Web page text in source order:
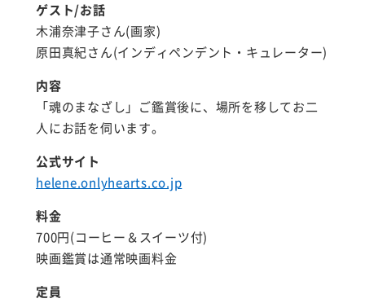
ゲスト/お話
木浦奈津子さん(画家)
原田真紀さん(インディペンデント・キュレーター)
内容
「魂のまなざし」ご鑑賞後に、場所を移してお二
人にお話を伺います。
公式サイト
helene.onlyhearts.co.jp
料金
700円(コーヒー＆スイーツ付)
映画鑑賞は通常映画料金
定員